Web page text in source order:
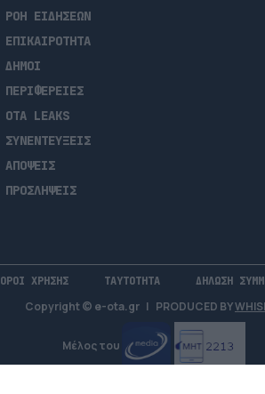
ΡΟΗ ΕΙΔΗΣΕΩΝ
ΕΠΙΚΑΙΡΟΤΗΤΑ
ΔΗΜΟΙ
ΠΕΡΙΦΕΡΕΙΕΣ
OTA LEAKS
ΣΥΝΕΝΤΕΥΞΕΙΣ
ΑΠΟΨΕΙΣ
ΠΡΟΣΛΗΨΕΙΣ
ΟΡΟΙ ΧΡΗΣΗΣ ΤΑΥΤΟΤΗΤΑ ΔΗΛΩΣΗ
Copyright © e-ota.gr | PRODUCED BY
Μέλος του